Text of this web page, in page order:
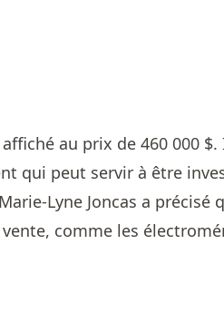
au prix de 460 000 $.
qui peut servir à être
Lyne Joncas a précisé
comme les